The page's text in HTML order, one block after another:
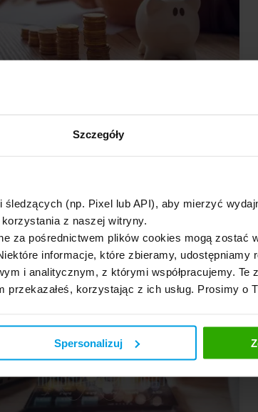
Szczegóły
(np. Pixel lub API), aby mierzyć
z naszej witryny.
za pośrednictwem plików cookies mogą zostać
informacje, które zbieramy, udostępniamy
i analitycznym, z którymi współpracujemy. Te
korzystając z ich usług. Prosimy o
Spersonalizuj
są wykorzystywane zarówno przez
jak i osoby fizyczne. Obecnie są